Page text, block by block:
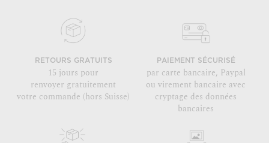
RETOURS GRATUITS
15 jours pour
renvoyer gratuitement
votre commande (hors Suisse)
PAIEMENT SÉCURISÉ
par carte bancaire, Paypal
ou virement bancaire avec
cryptage des données
bancaires